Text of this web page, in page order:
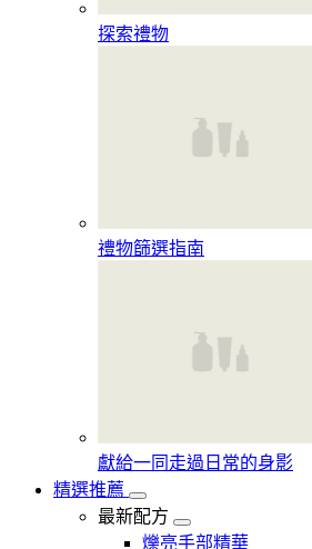
探索禮物
禮物篩選指南
獻給一同走過日常的身影
精選推薦
最新配方
爍亮手部精華